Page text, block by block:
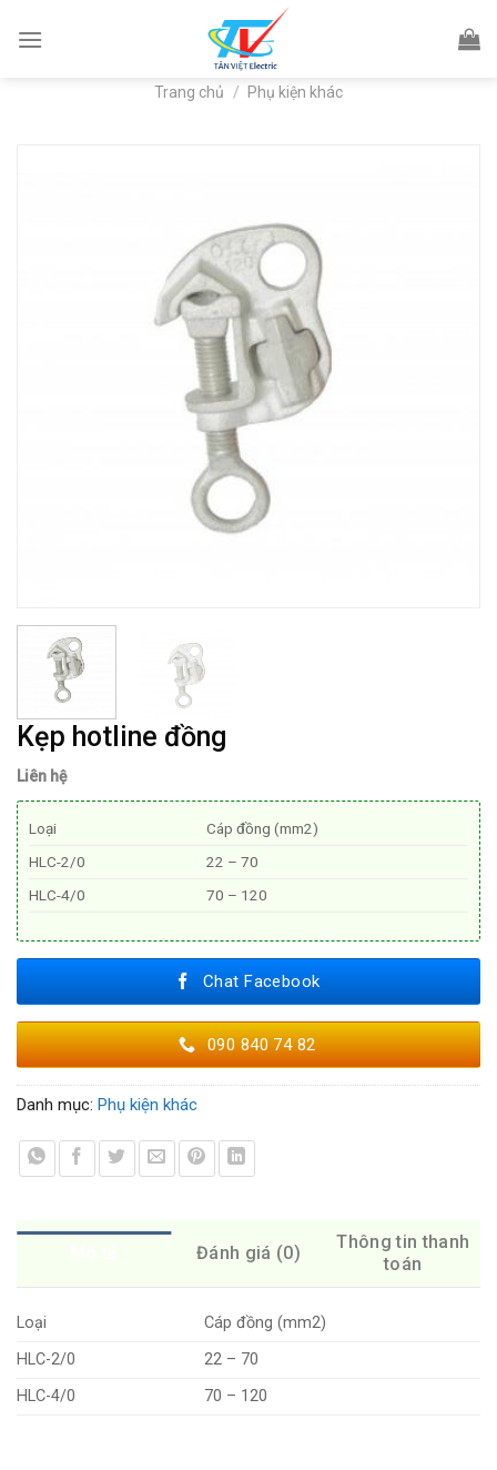
Trang chủ / Phụ kiện khác
Kẹp hotline đồng
Liên hệ
Loại
Cáp đồng (mm2)
HLC-2/0
22 – 70
HLC-4/0
70 – 120
Chat Facebook
090 840 74 82
Danh mục: Phụ kiện khác
Đánh giá (0)
Thông tin thanh
toán
Loại
Cáp đồng (mm2)
HLC-2/0
22 – 70
HLC-4/0
70 – 120